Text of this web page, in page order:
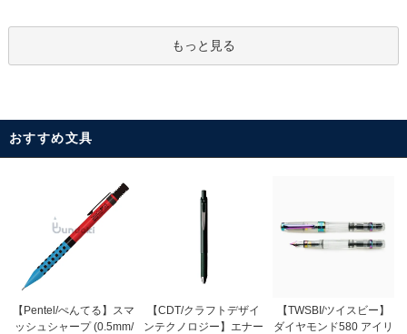
もっと見る
おすすめ文具
【Pentel/ぺんてる】スマ
ッシュシャープ (0.5mm/
【CDT/クラフトデザイ
ンテクノロジー】エナー
【TWSBI/ツイスビー】
ダイヤモンド580 アイリ